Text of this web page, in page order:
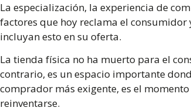
La especialización, la experiencia de
factores que hoy reclama el
incluyan esto en su oferta.
La tienda física no ha muerto para el
contrario, es un espacio importante
comprador más exigente, es el
reinventarse.